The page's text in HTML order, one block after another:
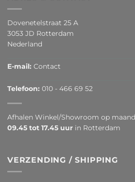
Dovenetelstraat 25 A
3053 JD Rotterdam
Nederland
E-mail: Contact
Telefoon: 010 - 466 69 52
Afhalen Winkel/Showroom op
09.45 tot 17.45 uur in Rotterdam
VERZENDING / SHIPPING